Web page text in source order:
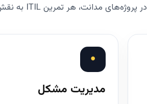
در پروژه‌های مدانت، هر تمرین ITIL به نقش، فرم، وضعیت، SLA، گزارش، گردشکار و آموزش تبدیل می‌شود.
●
مدیریت مشکل